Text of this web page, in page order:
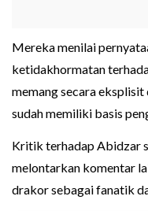
Mereka menilai
ketidakhormatan
memang secara
sudah memiliki basis
Kritik terhadap Abidzar
melontarkan komentar
drakor sebagai fanatik